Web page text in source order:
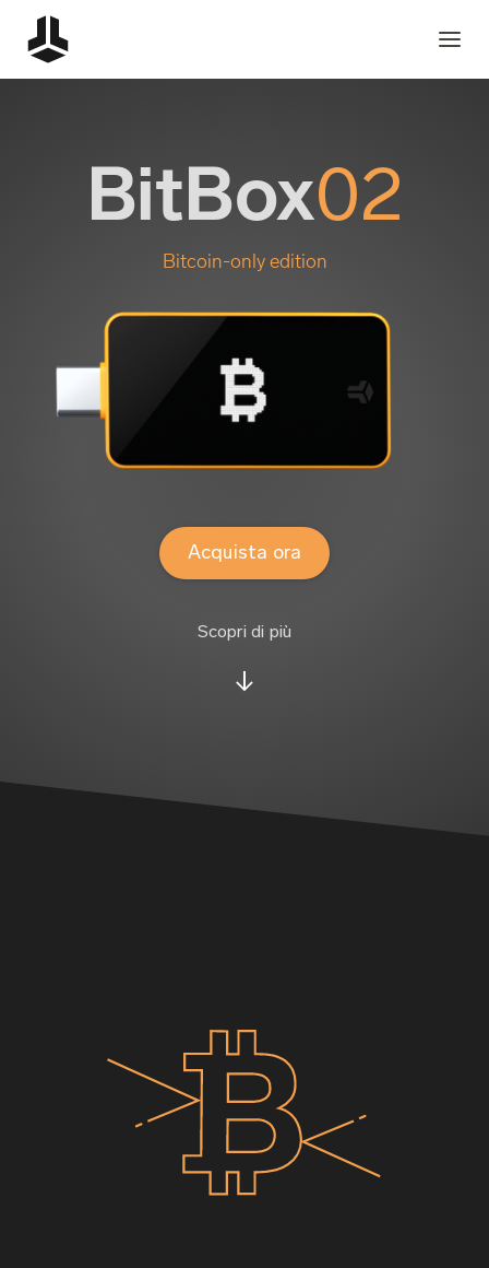
BitBox02
Bitcoin-only edition
Acquista ora
Scopri di più
↓